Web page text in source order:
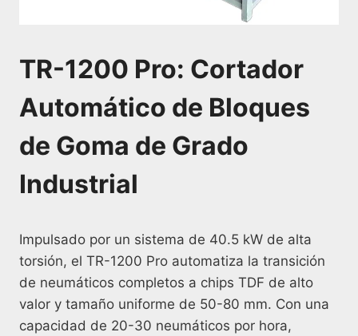
TR-1200 Pro: Cortador
Automático de Bloques
de Goma de Grado
Industrial
Impulsado por un sistema de 40.5 kW de alta
torsión, el TR-1200 Pro automatiza la transición
de neumáticos completos a chips TDF de alto
valor y tamaño uniforme de 50-80 mm. Con una
capacidad de 20-30 neumáticos por hora,